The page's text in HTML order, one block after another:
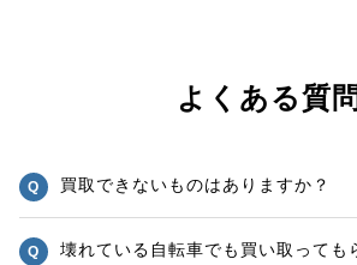
よくある質問
買取できないものはありますか？
壊れている自転車でも買い取っても